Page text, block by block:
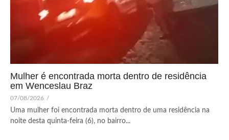
Mulher é encontrada morta dentro de residência
em Wenceslau Braz
07/08/2026 /
Uma mulher foi encontrada morta dentro de uma residência na
noite desta quinta-feira (6), no bairro...